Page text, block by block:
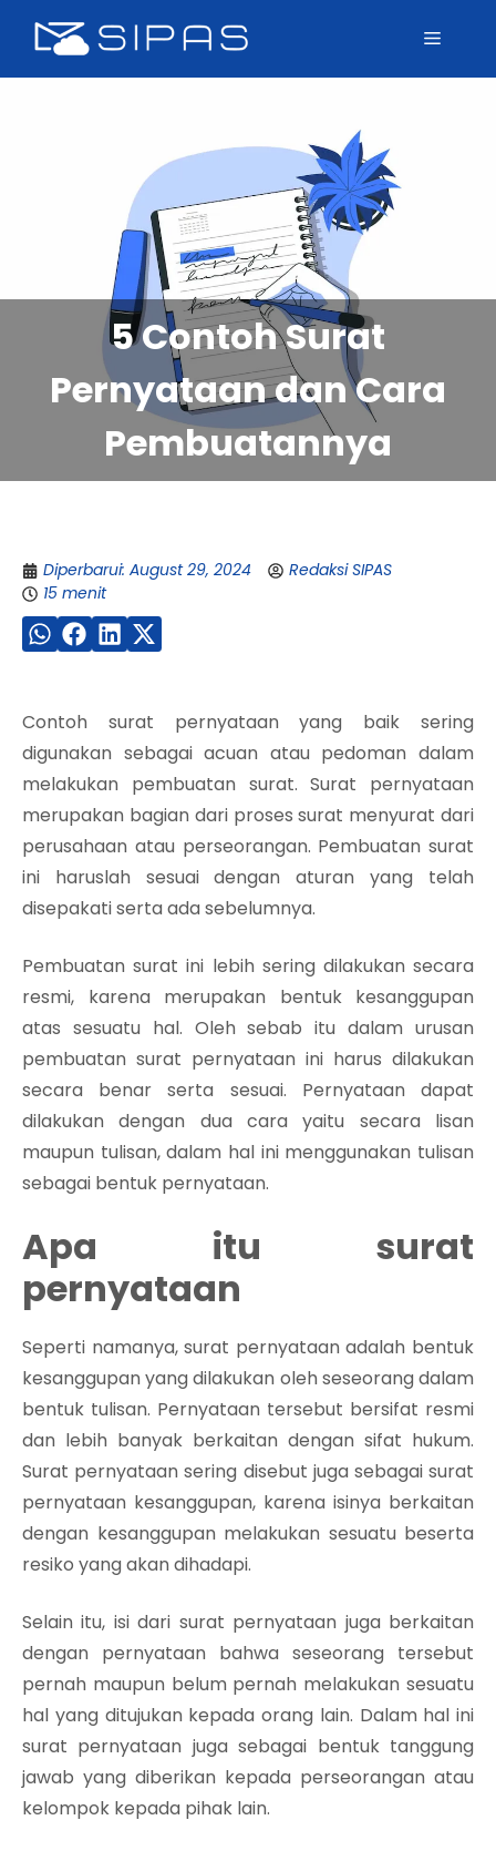
5 Contoh Surat
Pernyataan dan Cara
Pembuatannya
Diperbarui: August 29, 2024
Redaksi SIPAS
15 menit
Contoh surat pernyataan yang baik sering
digunakan sebagai acuan atau pedoman dalam
melakukan pembuatan surat. Surat pernyataan
merupakan bagian dari proses surat menyurat dari
perusahaan atau perseorangan. Pembuatan surat
ini haruslah sesuai dengan aturan yang telah
disepakati serta ada sebelumnya.
Pembuatan surat ini lebih sering dilakukan secara
resmi, karena merupakan bentuk kesanggupan
atas sesuatu hal. Oleh sebab itu dalam urusan
pembuatan surat pernyataan ini harus dilakukan
secara benar serta sesuai. Pernyataan dapat
dilakukan dengan dua cara yaitu secara lisan
maupun tulisan, dalam hal ini menggunakan tulisan
sebagai bentuk pernyataan.
Apa itu surat
pernyataan
Seperti namanya, surat pernyataan adalah bentuk
kesanggupan yang dilakukan oleh seseorang dalam
bentuk tulisan. Pernyataan tersebut bersifat resmi
dan lebih banyak berkaitan dengan sifat hukum.
Surat pernyataan sering disebut juga sebagai surat
pernyataan kesanggupan, karena isinya berkaitan
dengan kesanggupan melakukan sesuatu beserta
resiko yang akan dihadapi.
Selain itu, isi dari surat pernyataan juga berkaitan
dengan pernyataan bahwa seseorang tersebut
pernah maupun belum pernah melakukan sesuatu
hal yang ditujukan kepada orang lain. Dalam hal ini
surat pernyataan juga sebagai bentuk tanggung
jawab yang diberikan kepada perseorangan atau
kelompok kepada pihak lain.